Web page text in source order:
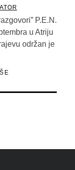
P.E.N.
u Atriju
održan je